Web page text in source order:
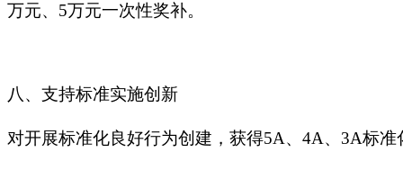
万元、5万元一次性奖补。
八、支持标准实施创新
对开展标准化良好行为创建，获得5A、4A、3A标